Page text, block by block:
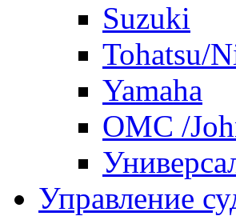
Suzuki
Tohatsu/
Yamaha
ОМС /
Управление